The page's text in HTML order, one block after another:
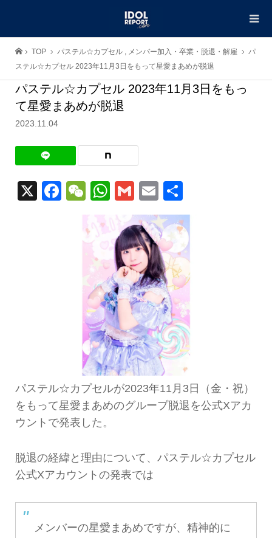
TOP パステル☆カプセル , メンバー加入・卒業・脱退・解雇
パ
ステル☆カプセル 2023年11月3日をもって星愛まあめが脱退
パステル☆カプセル 2023年11月3日をもっ
て星愛まあめが脱退
2023.11.04
X Facebook
WeChat
WhatsApp
GmailEmail
有
パステル☆カプセルが2023年11月3日（金・祝）
をもって星愛まあめのグループ脱退を公式Xアカ
ウントで発表した。
脱退の経緯と理由について、パステル☆カプセル
公式Xアカウントの発表では
メンバーの星愛まあめですが、精神的に